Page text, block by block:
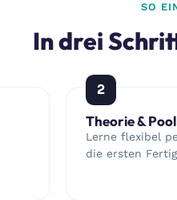
SO
In drei
2
Theorie & Pool
Lerne flexibel
die ersten